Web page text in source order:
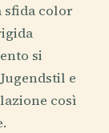
sfida color
si
e
così